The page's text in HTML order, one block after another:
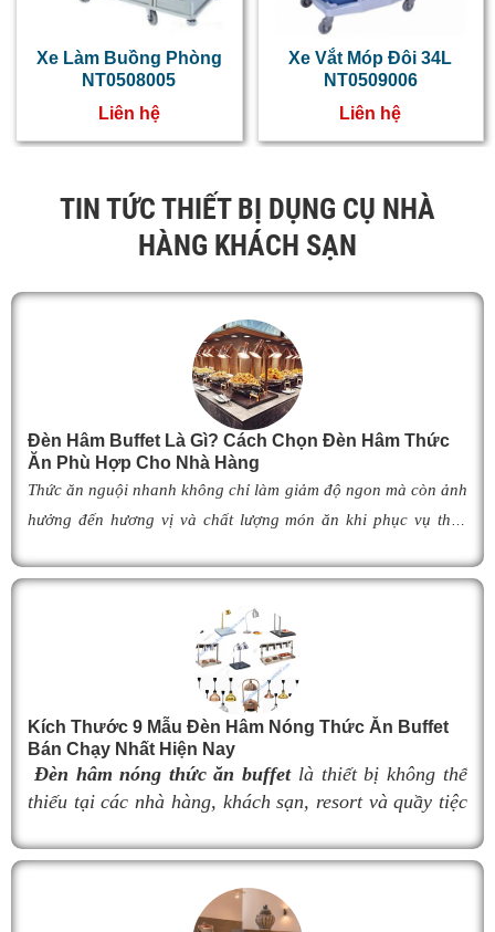
Xe Làm Buồng Phòng
NT0508005
Liên hệ
Xe Vắt Móp Đôi 34L
NT0509006
Liên hệ
TIN TỨC THIẾT BỊ DỤNG CỤ NHÀ
HÀNG KHÁCH SẠN
Đèn Hâm Buffet Là Gì? Cách Chọn Đèn Hâm Thức
Ăn Phù Hợp Cho Nhà Hàng
Thức ăn nguội nhanh không chỉ làm giảm độ ngon mà còn ảnh
hưởng đến hương vị và chất lượng món ăn khi phục vụ thực
thành giải pháp được nhiều nhà hàng, khách sạn và khu nghỉ
dưỡng lựa chọn nhờ khả năng giữ cho món ăn luôn ấm nóng,
thơm ngon như vừa mới chế biến. Vậy
tạo như thế nào, hoạt động ra sao và làm thế nào để lựa chọn
èn hâm nóng thức ănphù hợp, giúp tối ưu hiệu
quả giữ nhiệt cũng như nâng cao tính chuyên nghiệp cho
không gian buffet? Hãy cùng tìm hiểu ngay trong bài viết dưới
Kích Thước 9 Mẫu Đèn Hâm Nóng Thức Ăn Buffet
Bán Chạy Nhất Hiện Nay
Đèn hâm nóng thức ăn buffetlà thiết bị không thể
thiếu tại các nhà hàng, khách sạn, resort và quầy tiệc
món ăn luôn nóng hổi, thơm ngon trong suốt thời gian
phục vụ, đèn hâm buffet còn góp phần nâng cao tính
thẩm mỹ và tạo nên sự sang trọng cho khu vực trưng